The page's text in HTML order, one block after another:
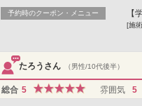
予約時のクーポン・メニュー 【
[施
たろうさん （男性/10代後半）
総合 5 雰囲気 5